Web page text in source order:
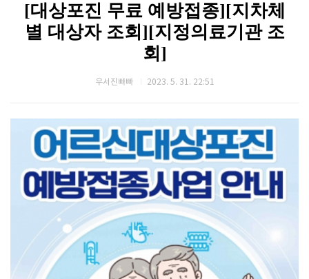
[대상포진 무료 예방접종][지차체
별 대상자 조회][지정의료기관 조
회]
우서진빠빠 2023. 5. 31. 22:51